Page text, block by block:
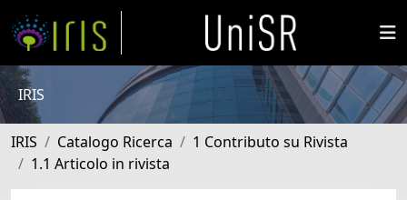
IRIS
IRIS Catalogo Ricerca
1 Contributo su Rivista
1.1 Articolo in rivista